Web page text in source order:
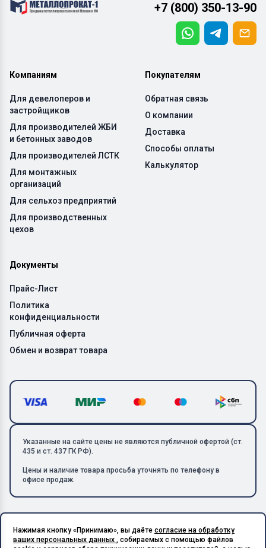
+7 (800) 350-13-90
Компаниям
Для девелоперов и
застройщиков
Для производителей ЖБИ
и бетонных заводов
Для производителей ЛСТК
Для монтажных
организаций
Для сельхоз предприятий
Для производственных
цехов
Покупателям
Обратная связь
О компании
Доставка
Способы оплаты
Калькулятор
Документы
Прайс-Лист
Политика
конфиденциальности
Публичная оферта
Обмен и возврат товара
Указанные на сайте цены не являются публичной офертой (ст.
435 и ст. 437 ГК РФ).
Цены и наличие товара просьба уточнять по телефону в
офисе продаж.
Copyright © 2026 ООО «Металлолом-1». Все права защищены.
Нажимая кнопку «Принимаю», вы даёте согласие на обработку
ваших персональных данных , собираемых с помощью файлов